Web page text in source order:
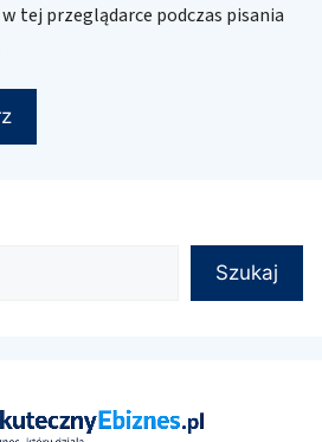
tej przeglądarce podczas pisania
Szukaj